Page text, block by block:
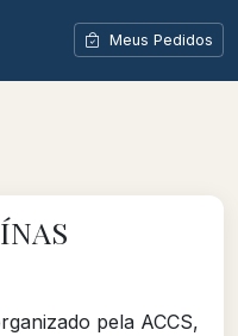
Meus Pedidos
pela ACCS,